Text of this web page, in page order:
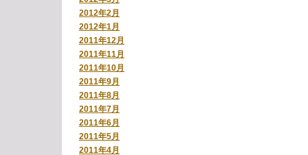
2012年2月
2012年1月
2011年12月
2011年11月
2011年10月
2011年9月
2011年8月
2011年7月
2011年6月
2011年5月
2011年4月